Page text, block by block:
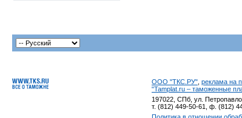
ООО "ТКС.РУ" реклама на
"Tamplat.ru – таможенные
197022, СПб, ул.
т. (812) 449-50-61, ф. (812)